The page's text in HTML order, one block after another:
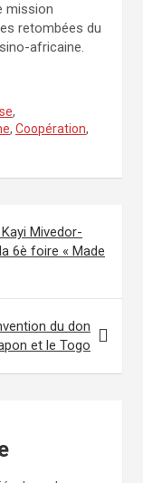
mission
retombées du
africaine.
,
, Coopération,
Mivedor-
6è foire « Made
du don
et le Togo